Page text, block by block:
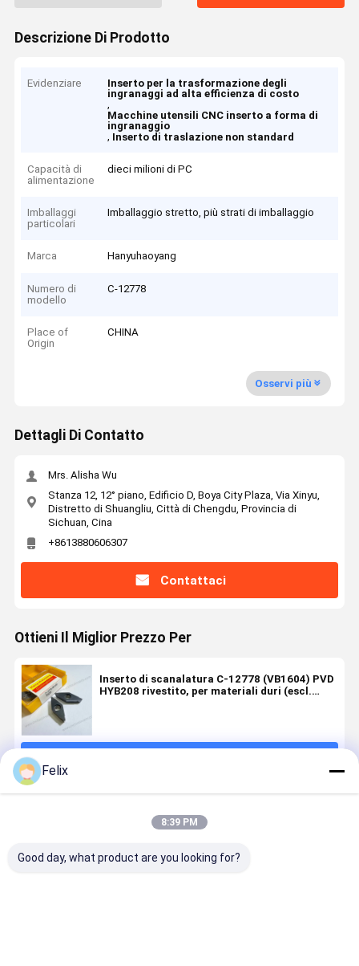
Descrizione Di Prodotto
Evidenziare
Inserto per la trasformazione degli
ingranaggi ad alta efficienza di costo
,
Macchine utensili CNC inserto a forma di
ingranaggio
, Inserto di traslazione non standard
Capacità di
alimentazione
dieci milioni di PC
Imballaggi
particolari
Imballaggio stretto, più strati di imballaggio
Marca Hanyuhaoyang
Numero di
modello
C-12778
Place of
Origin
CHINA
Osservi più
Dettagli Di Contatto
Mrs. Alisha Wu
Stanza 12, 12° piano, Edificio D, Boya City Plaza, Via Xinyu,
Distretto di Shuangliu, Città di Chengdu, Provincia di
Sichuan, Cina
+8613880606307
Contattaci
Ottieni Il Miglior Prezzo Per
Inserto di scanalatura C-12778 (VB1604) PVD
HYB208 rivestito, per materiali duri (escl.
Prodotti Raccomandati
Felix
8:39 PM
Good day, what product are you looking for?